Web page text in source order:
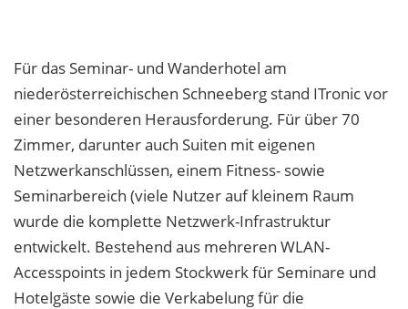
Für das Seminar- und Wanderhotel am
niederösterreichischen Schneeberg stand ITronic vor
einer besonderen Herausforderung. Für über 70
Zimmer, darunter auch Suiten mit eigenen
Netzwerkanschlüssen, einem Fitness- sowie
Seminarbereich (viele Nutzer auf kleinem Raum
wurde die komplette Netzwerk-Infrastruktur
entwickelt. Bestehend aus mehreren WLAN-
Accesspoints in jedem Stockwerk für Seminare und
Hotelgäste sowie die Verkabelung für die